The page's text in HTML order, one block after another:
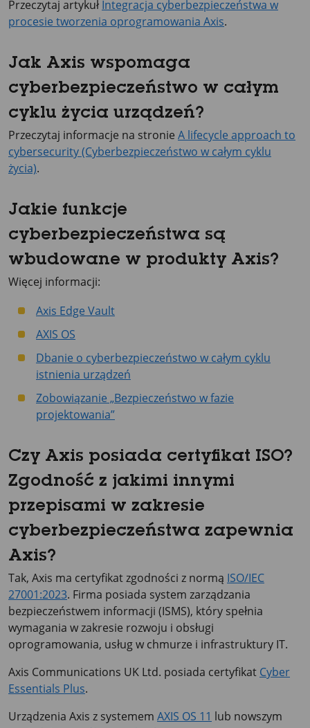
Przeczytaj artykuł Integracja cyberbezpieczeństwa w
procesie tworzenia oprogramowania Axis.
Jak Axis wspomaga
cyberbezpieczeństwo w całym
cyklu życia urządzeń?
Przeczytaj informacje na stronie A lifecycle approach to
cybersecurity (Cyberbezpieczeństwo w całym cyklu
życia).
Jakie funkcje
cyberbezpieczeństwa są
wbudowane w produkty Axis?
Więcej informacji:
Axis Edge Vault
AXIS OS
Dbanie o cyberbezpieczeństwo w całym cyklu
istnienia urządzeń
Zobowiązanie „Bezpieczeństwo w fazie
projektowania”
Czy Axis posiada certyfikat ISO?
Zgodność z jakimi innymi
przepisami w zakresie
cyberbezpieczeństwa zapewnia
Axis?
Tak, Axis ma certyfikat zgodności z normą ISO/IEC
27001:2023. Firma posiada system zarządzania
bezpieczeństwem informacji (ISMS), który spełnia
wymagania w zakresie rozwoju i obsługi
oprogramowania, usług w chmurze i infrastruktury IT.
Axis Communications UK Ltd. posiada certyfikat Cyber
Essentials Plus.
Urządzenia Axis z systemem AXIS OS 11 lub nowszym